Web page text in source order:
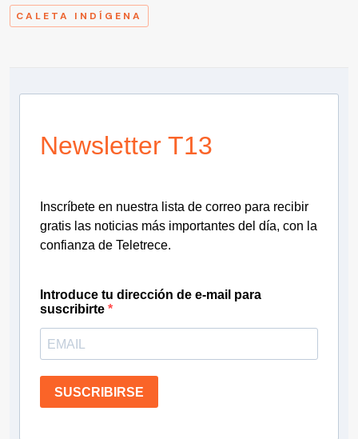
CALETA INDÍGENA
Newsletter T13
Inscríbete en nuestra lista de correo para recibir
gratis las noticias más importantes del día, con la
confianza de Teletrece.
Introduce tu dirección de e-mail para
suscribirte
SUSCRIBIRSE